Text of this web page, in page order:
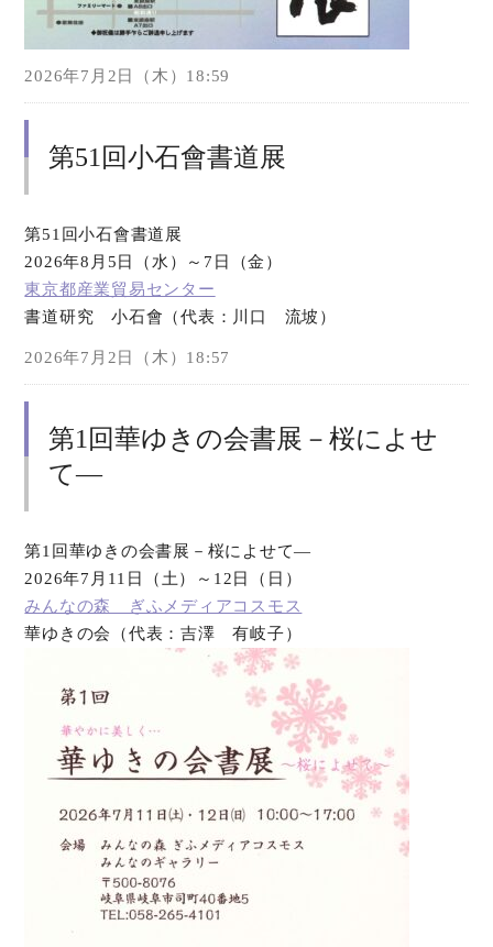
2026年7月2日（木）18:59
第51回小石會書道展
第51回小石會書道展
2026年8月5日（水）～7日（金）
東京都産業貿易センター
書道研究 小石會（代表：川口 流坡）
2026年7月2日（木）18:57
第1回華ゆきの会書展－桜によせ
て―
第1回華ゆきの会書展－桜によせて―
2026年7月11日（土）～12日（日）
みんなの森 ぎふメディアコスモス
華ゆきの会（代表：吉澤 有岐子）